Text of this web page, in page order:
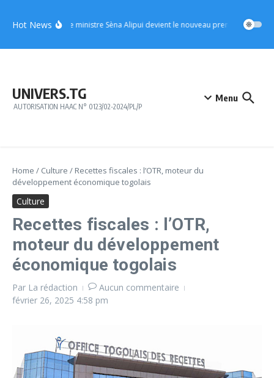
Hot NewsUFC : le ministre Sèna Alipui devient le nouveau premier vice-
UNIVERS.TG
AUTORISATION HAAC N° 0123/02-2024/PL/P
Menu
Home / Culture / Recettes fiscales : l’OTR, moteur du
développement économique togolais
Culture
Recettes fiscales : l’OTR,
moteur du développement
économique togolais
Par La rédaction
Aucun commentaire
février 26, 2025 4:58 pm